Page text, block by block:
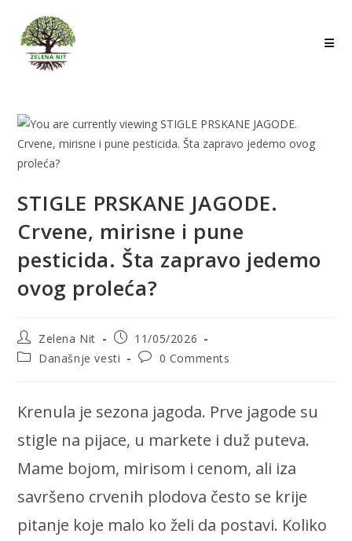
content
STIGLE PRSKANE JAGODE.
Crvene, mirisne i pune
pesticida. Šta zapravo jedemo
ovog proleća?
Post
author:
Zelena Nit
Post
published:
11/05/2026
PostDanašnje vesti
Post0 Comments
Krenula je sezona jagoda. Prve jagode su
stigle na pijace, u markete i duž puteva.
Mame bojom, mirisom i cenom, ali iza
savršeno crvenih plodova često se krije
pitanje koje malo ko želi da postavi. Koliko